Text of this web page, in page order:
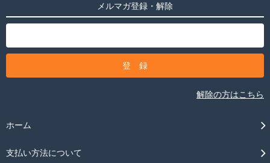
メルマガ登録・解除
解除の方はこちら
ホーム
支払い方法について